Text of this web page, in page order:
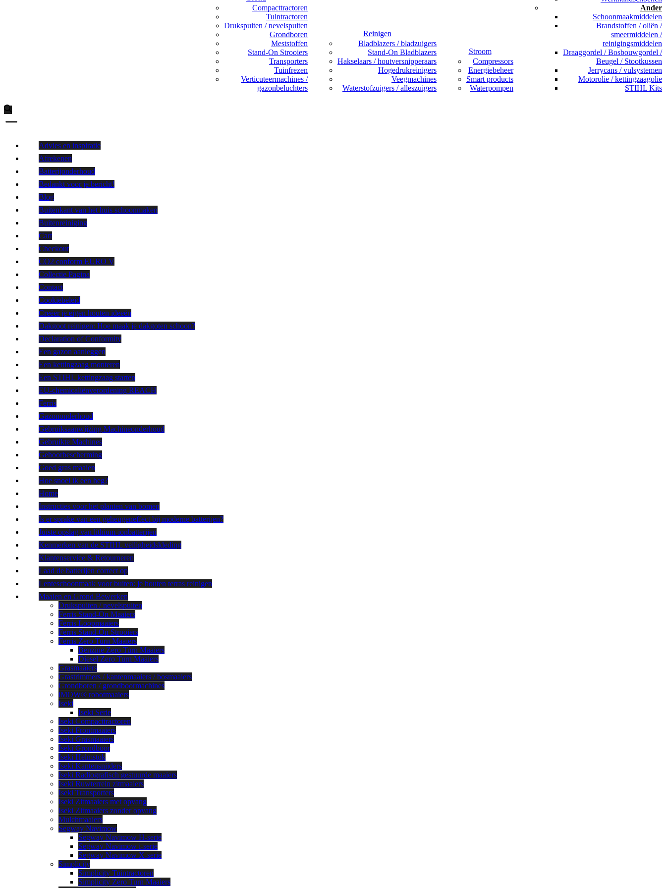
Compacttractoren
Tuintractoren
Drukspuiten / nevelspuiten
Grondboren
Meststoffen
Stand-On Strooiers
Transporters
Tuinfrezen
Verticuteermachines /
gazonbeluchters
Reinigen
Bladblazers / bladzuigers
Stand-On Bladblazers
Hakselaars / houtversnipperaars
Hogedrukreinigers
Veegmachines
Waterstofzuigers / alleszuigers
Stroom
Compressors
Energiebeheer
Smart products
Waterpompen
Ander
Schoonmaakmiddelen
Brandstoffen / oliën /
smeermiddelen /
reinigingsmiddelen
Draaggordel / Bosbouwgordel /
Beugel / Stootkussen
Jerrycans / vulsystemen
Motorolie / kettingzaagolie
STIHL Kits
Advies en inspiratie
Afrekenen
Batterijonderhoud
Bedankt voor je bericht!
Blog
Buitenkant van het huis schoonmaken
Buitenreiniging
Cart
Checkout
CO2 conform EURO V
Collectie Pagina
Contact
Cookiebeleid
Creëer je eigen houten ideeën
Dakgoot reinigen: Hoe maak je dakgoten schoon?
Declaration of Conformity
Een gazon aanleggen
Een kettingzaag monteren
Een STIHL kettingzaag starten
EU-chemicaliënverordening REACH
Ferris
Gazononderhoud
Gebruiksaanwijzing Machineonderhoud
Gebruikte Machines
Gehoorbescherming
Goed gras maaien
Hoe snoei ik een heg?
Home
Instructies voor het planten van bomen
Is er sprake van een geheugeneffect bij moderne batterijen?
Juiste opslag van lithium-ionbatterijen
Kenmerken van de STIHL veiligheidskleding
Klantenservice & Retourneren
Laad de batterijen correct op
Lenteschoonmaak voor buiten: je houten terras reinigen
Maaien en Grond Bewerken
Drukspuiten / nevelspuiten
Ferris Stand-On Maaiers
Ferris Loopmaaiers
Ferris Stand-On Strooiers
Ferris Zero Turn Maaiers
Benzine Zero Turn Maaiers
Diesel Zero Turn Maaiers
Grasmaaiers
Grastrimmers / kantenmaaiers / bosmaaiers
Grondboren / grondboormachines
iMOW® robotmaaiers
Iseki
Iseki Serie
Iseki Compacttractoren
Iseki Frontmaaiers
Iseki Grasmaaiers
Iseki Grondboor
Iseki Helmstok
Iseki Kantensnijders
Iseki Radiografisch gestuurde maaiers
Iseki Ruwterrein zitmaaiers
Iseki Transporters
Iseki Zitmaaiers met opvang
Iseki Zitmaaiers zonder opvang
Mulchmaaiers
Segway Navimow
Segway Navimow H-serie
Segway Navimow i-serie
Segway Navimow X-serie
Simplicity
Simplicity Tuintractoren
Simplicity Zero Turn Maaiers